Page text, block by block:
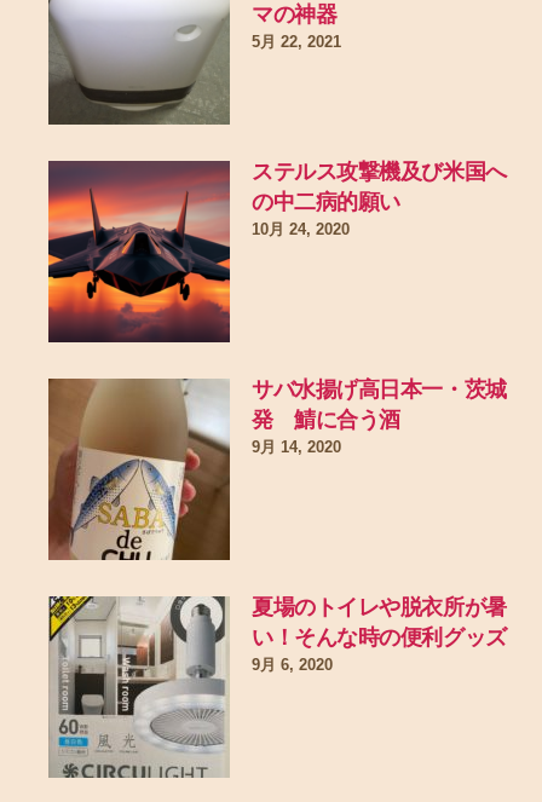
マの神器
5月 22, 2021
ステルス攻撃機及び米国へ
の中二病的願い
10月 24, 2020
サバ水揚げ高日本一・茨城
発 鯖に合う酒
9月 14, 2020
夏場のトイレや脱衣所が暑
い！そんな時の便利グッズ
9月 6, 2020